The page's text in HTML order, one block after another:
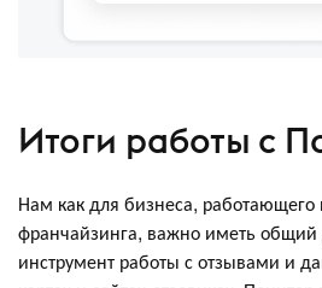
Итоги работы с
Нам как для бизнеса, работающего
франчайзинга, важно иметь общий
инструмент работы с отзывами и